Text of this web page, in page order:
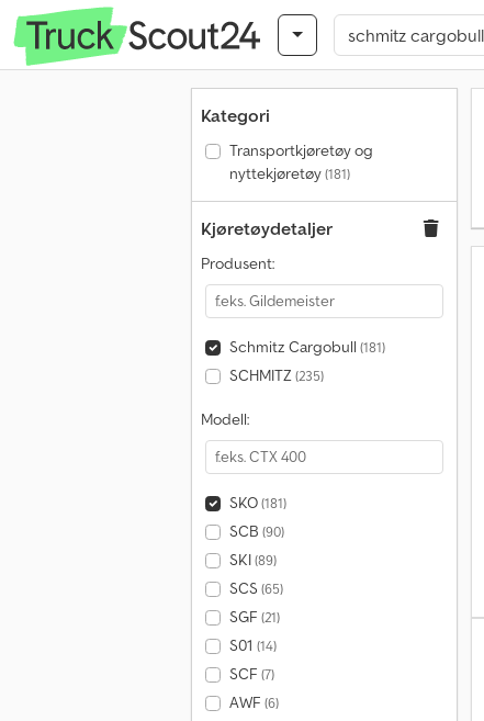
Kategori
Transportkjøretøy og
nyttekjøretøy(181)
Kjøretøydetaljer
Produsent:
Schmitz Cargobull (181)
SCHMITZ(235)
Modell:
SKO(181)
SCB (90)
SKI(89)
SCS (65)
SGF (21)
S01 (14)
SCF (7)
AWF (6)